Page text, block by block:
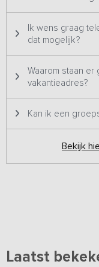
prachtige kasteel.
Ik wens graag
dat mogelijk?
Waarom staan
vakantieadres?
Kan ik een
Bekijk
Laatst